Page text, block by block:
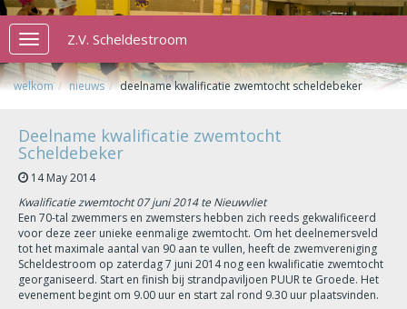
Toggle
navigation
Z.V. Scheldestroom
welkom nieuws deelname kwalificatie zwemtocht scheldebeker
Deelname kwalificatie zwemtocht
Scheldebeker
14 May 2014
Kwalificatie zwemtocht 07 juni 2014 te Nieuwvliet
Een 70-tal zwemmers en zwemsters hebben zich reeds gekwalificeerd
voor deze zeer unieke eenmalige zwemtocht. Om het deelnemersveld
tot het maximale aantal van 90 aan te vullen, heeft de zwemvereniging
Scheldestroom op zaterdag 7 juni 2014 nog een kwalificatie zwemtocht
georganiseerd. Start en finish bij strandpaviljoen PUUR te Groede. Het
evenement begint om 9.00 uur en start zal rond 9.30 uur plaatsvinden.